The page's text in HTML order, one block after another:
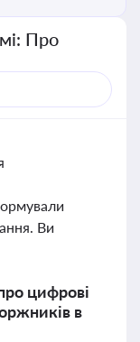
Про
Ви
цифрові
в